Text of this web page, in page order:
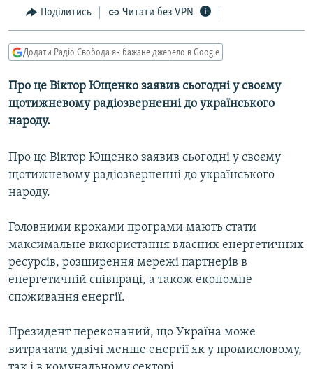
УКРАЇНА
СВІТ
СХЕМИ
КИТАЙ.ВИКЛИКИ
ФОТО
СПЕЦПРОЄКТИ
КРИМ РЕАЛІЇ
РУС
УКР
КТАТ
ДОЛУЧАЙСЯ!
Поділитись Читати без VPN
Додати Радіо Свобода як бажане джерело в Google
Про це Віктор Ющенко заявив сьогодні у своєму
щотижневому радіозверненні до українського
народу.
Про це Віктор Ющенко заявив сьогодні у своєму
щотижневому радіозверненні до українського
народу.
Головними кроками програми мають стати
максимальне використання власних енергетичних
ресурсів, розширення мережі партнерів в
енергетичній співпраці, а також економне
споживання енергії.
Президент переконаний, що Україна може
витрачати удвічі менше енергії як у промисловому,